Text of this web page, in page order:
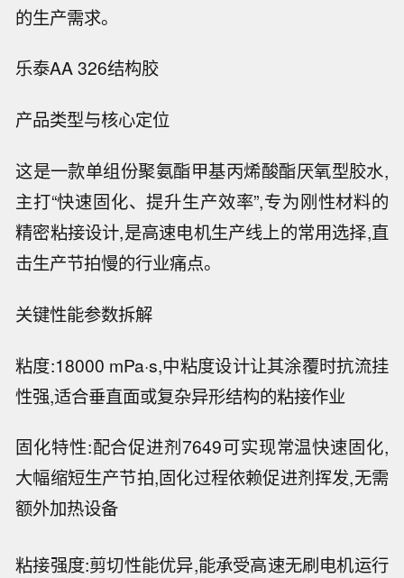
的生产需求。
乐泰AA 326结构胶
产品类型与核心定位
这是一款单组份聚氨酯甲基丙烯酸酯厌氧型胶水,
主打“快速固化、提升生产效率”,专为刚性材料的
精密粘接设计,是高速电机生产线上的常用选择,直
击生产节拍慢的行业痛点。
关键性能参数拆解
粘度:18000 mPa·s,中粘度设计让其涂覆时抗流挂
性强,适合垂直面或复杂异形结构的粘接作业
固化特性:配合促进剂7649可实现常温快速固化,
大幅缩短生产节拍,固化过程依赖促进剂挥发,无需
额外加热设备
粘接强度:剪切性能优异,能承受高速无刷电机运行